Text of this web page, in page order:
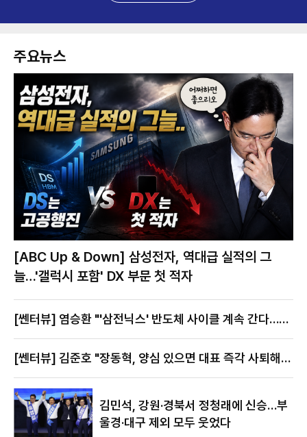
주요뉴스
[ABC Up & Down] 삼성전자, 역대급 실적의 그
늘…'갤럭시 포함' DX 부문 첫 적자
[쎈터뷰] 염승환 "'삼전닉스' 반도체 사이클 계속 간다…지
금이 절호의 찬스"
[쎈터뷰] 김준호 "장동혁, 양심 있으면 대표 즉각 사퇴해
야"
김민석, 강원·경북서 정청래에 신승…부
울경·대구 제외 모두 웃었다